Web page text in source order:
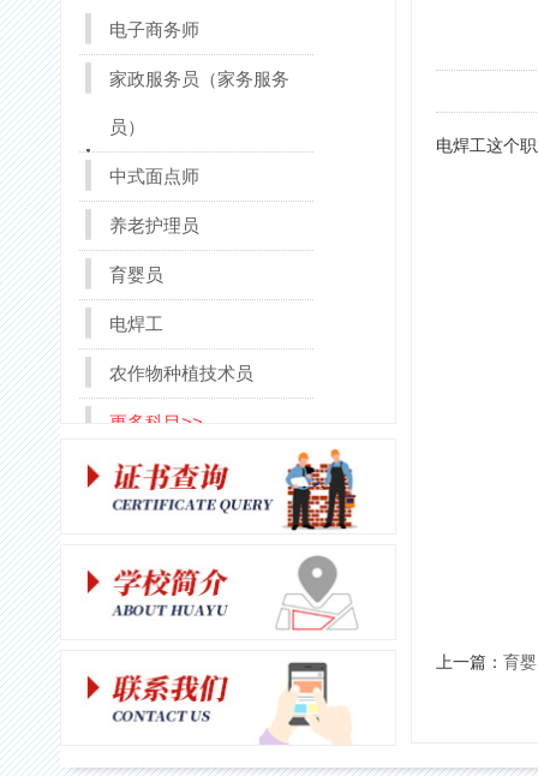
电子商务师
家政服务员（家务服务
员）
中式面点师
养老护理员
育婴员
电焊工
农作物种植技术员
更多科目>>
电焊工这个
上一篇： 育